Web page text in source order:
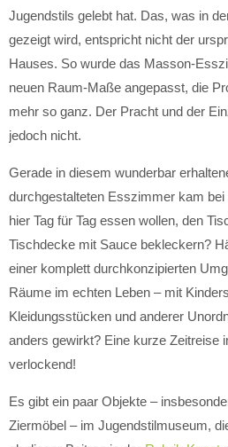
Jugendstils gelebt hat. Das, was in
gezeigt wird, entspricht nicht der
Hauses. So wurde das Masson-
neuen Raum-Maße angepasst, die
mehr so ganz. Der Pracht und der
jedoch nicht.
Gerade in diesem wunderbar
durchgestalteten Esszimmer kam
hier Tag für Tag essen wollen, den
Tischdecke mit Sauce bekleckern?
einer komplett durchkonzipierten
Räume im echten Leben – mit
Kleidungsstücken und anderer
anders gewirkt? Eine kurze Zeitreise
verlockend!
Es gibt ein paar Objekte –
Ziermöbel – im Jugendstilmuseum,